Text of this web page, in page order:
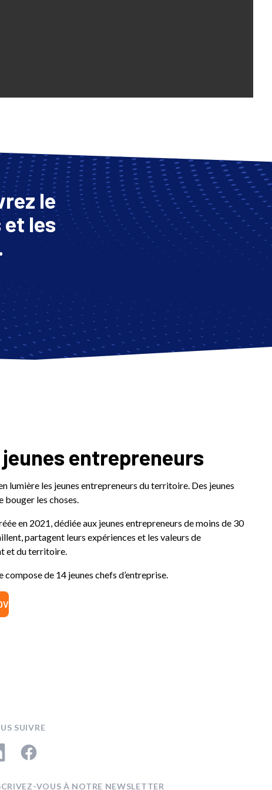
le
les
jeunes entrepreneurs
lumière les jeunes entrepreneurs du territoire. Des jeunes
bouger les choses.
en 2021, dédiée aux jeunes entrepreneurs de moins de 30
partagent leurs expériences et les valeurs de
et du territoire.
compose de 14 jeunes chefs d’entreprise.
SUIVRE
Facebook
VOUS À NOTRE NEWSLETTER